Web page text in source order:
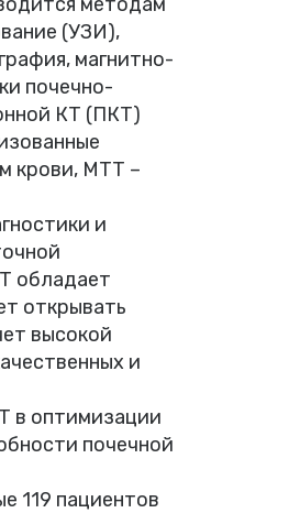
(УЗИ),
магнитно-
почечно-
КТ (ПКТ)
крови, MTT –
и
обладает
открывать
высокой
и
в оптимизации
почечной
119 пациентов